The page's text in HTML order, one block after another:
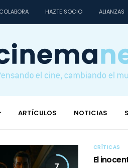
COLABORA HAZTE SOCIO ALIANZAS
ARTÍCULOS NOTICIAS
CRÍTICAS
El